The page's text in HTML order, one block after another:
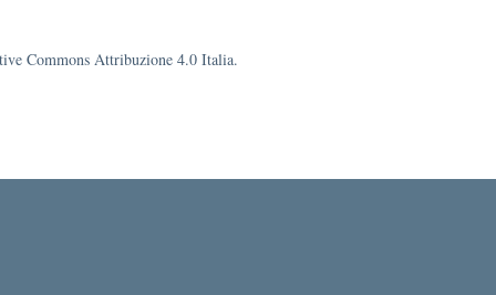
Commons Attribuzione 4.0 Italia.